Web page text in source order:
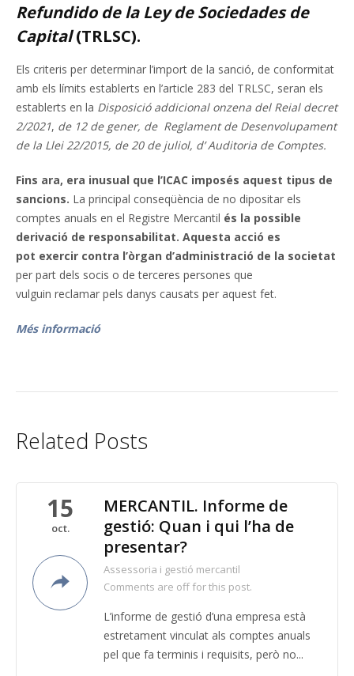
Refundido de la Ley de Sociedades de
Capital(TRLSC).
Els criteris per determinar l’import de la sanció, de conformitat
amb els límits establerts en l’article 283 del TRLSC, seran els
establerts en la Disposició addicional onzena del Reial decret
2/2021, de 12 de gener, de Reglament de Desenvolupament
de la Llei 22/2015, de 20 de juliol, d’ Auditoria de Comptes.
Fins ara, era inusual que l’ICAC imposés aquest tipus de
sancions. La principal conseqüència de no dipositar els
comptes anuals en el Registre Mercantil és la possible
derivació de responsabilitat. Aquesta acció es
pot exercir contra l’òrgan d’administració de la societat
per part dels socis o de terceres persones que
vulguin reclamar pels danys causats per aquest fet.
Més informació
Related Posts
15
oct.
MERCANTIL. Informe de
gestió: Quan i qui l’ha de
presentar?
Assessoria i gestió mercantil
Comments are off for this post.
L’informe de gestió d’una empresa està
estretament vinculat als comptes anuals
pel que fa terminis i requisits, però no...